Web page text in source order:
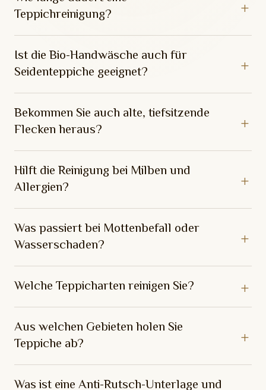
Teppichreinigung?
Ist die Bio-Handwäsche auch für
Seidenteppiche geeignet?
Bekommen Sie auch alte, tiefsitzende
Flecken heraus?
Hilft die Reinigung bei Milben und
Allergien?
Was passiert bei Mottenbefall oder
Wasserschaden?
Welche Teppicharten reinigen Sie?
Aus welchen Gebieten holen Sie
Teppiche ab?
Was ist eine Anti-Rutsch-Unterlage und